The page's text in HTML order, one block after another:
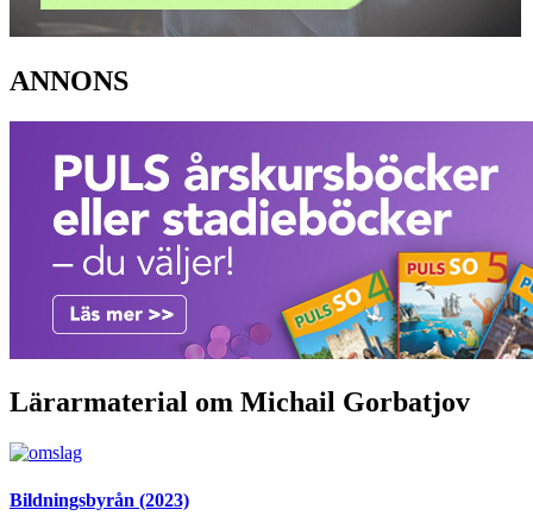
ANNONS
Lärarmaterial om Michail Gorbatjov
Bildningsbyrån (2023)